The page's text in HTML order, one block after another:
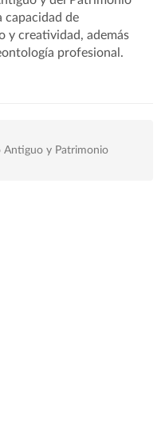
capacidad de
y creatividad, además
profesional.
Antiguo y Patrimonio